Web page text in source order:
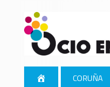
CORUÑA